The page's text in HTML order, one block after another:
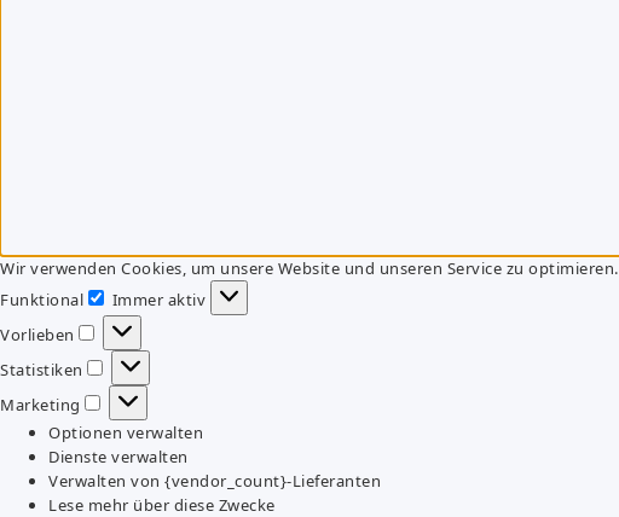
Wir verwenden Cookies, um unsere Website und unseren Service zu optimieren.
Funktional
Funktional
Immer aktiv
Vorlieben
Vorlieben
Statistiken
Statistiken
Marketing
Marketing
Optionen verwalten
Dienste verwalten
Verwalten von {vendor_count}-Lieferanten
Lese mehr über diese Zwecke